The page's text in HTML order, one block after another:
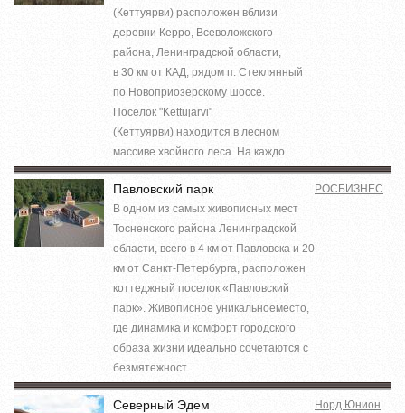
(Кеттуярви) расположен вблизи
деревни Керро, Всеволожского
района, Ленинградской области,
в 30 км от КАД, рядом п. Стеклянный
по Новоприозерскому шоссе.
Поселок "Kettujarvi"
(Кеттуярви) находится в лесном
массиве хвойного леса. На каждо...
Павловский парк
В одном из самых живописных мест
Тосненского района Ленинградской
области, всего в 4 км от Павловска и 20
км от Санкт-Петербурга, расположен
коттеджный поселок «Павловский
парк». Живописное уникальноеместо,
где динамика и комфорт городского
образа жизни идеально сочетаются с
безмятежност...
РОСБИЗНЕС
Северный Эдем Норд Юнион